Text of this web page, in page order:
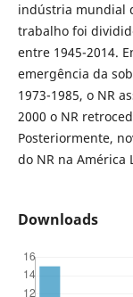
indústria mundial
trabalho foi
entre 1945-2014.
emergência da
1973-1985, o NR
2000 o NR
Posteriormente,
do NR na América
Downloads